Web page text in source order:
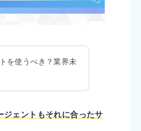
を使うべき？業界未
ジェントもそれに合ったサ